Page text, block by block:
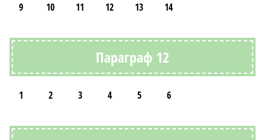
9
10 11 12 13 14
Параграф 12
1 2 3 4 5 6